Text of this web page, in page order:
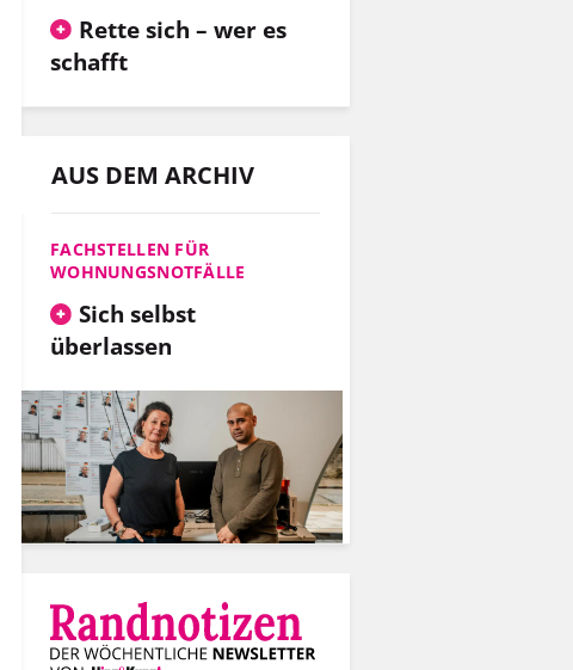
Rette sich – wer es
schafft
AUS DEM ARCHIV
FACHSTELLEN FÜR
WOHNUNGSNOTFÄLLE
Sich selbst
überlassen